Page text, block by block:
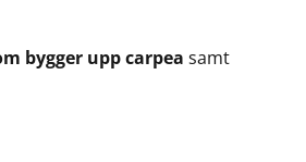
bygger upp carpea samt